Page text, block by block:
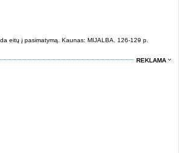
eitų į pasimatymą. Kaunas: MIJALBA. 126-129 p.
REKLAMA